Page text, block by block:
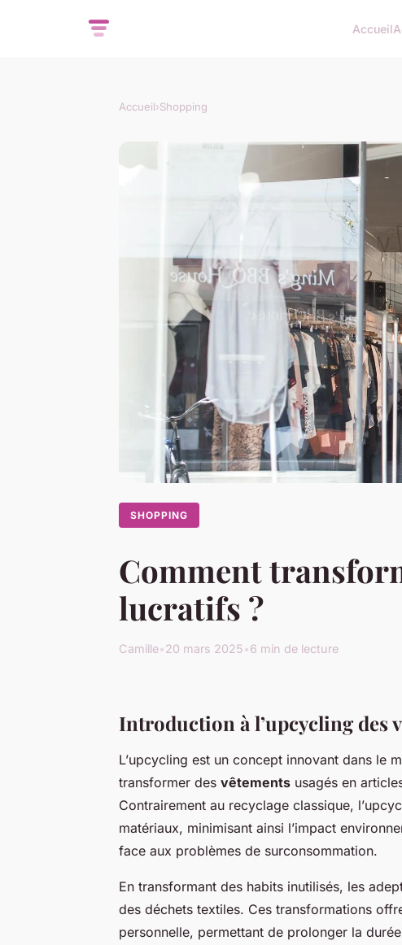
Accueil
Accueil›Shopping
SHOPPING
Comment
lucratifs ?
Camille•20 mars 2025•6 min de lecture
Introduction à l’upcycling des
L’upcycling est un concept innovant dans le
transformer des vêtements usagés en
Contrairement au recyclage classique, l’
matériaux, minimisant ainsi l’impact
face aux problèmes de surconsommation.
En transformant des habits inutilisés, les
des déchets textiles. Ces transformations
personnelle, permettant de prolonger la